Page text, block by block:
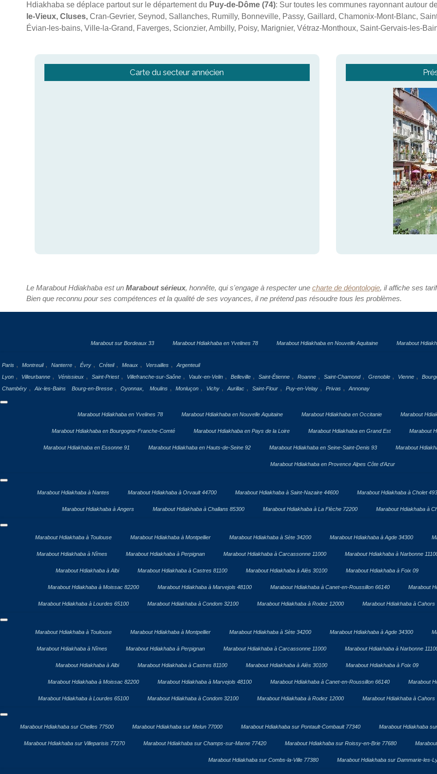
Hdiakhaba se déplace partout sur le département du Puy-de-Dôme (74): Sur toutes les communes rayonnant autour
le-Vieux, Cluses,Cran-Gevrier, Seynod, Sallanches, Rumilly, Bonneville, Passy, Gaillard, Chamonix-Mont-Blanc,
Évian-les-bains, Ville-la-Grand, Faverges, Scionzier, Ambilly, Poisy, Marignier, Vétraz-Monthoux, Saint-Gervais-les-
Carte du secteur annécien
Le Marabout Hdiakhaba est un Marabout sérieux, honnête, qui s'engage à respecter une charte de déontologie, il affiche ses
Bien que reconnu pour ses compétences et la qualité de ses voyances, il ne prétend pas résoudre tous les problèmes.
Marabout sur Bordeaux 33 Marabout Hdiakhaba en Yvelines 78 Marabout Hdiakhaba en Nouvelle Aquitaine Marabout
Paris , Montreuil , Nanterre , Évry , Créteil , Meaux , Versailles ,
Argenteuil
Lyon , Villeurbanne , Vénissieux , Saint-Priest , Villefranche-sur-Saône , Vaulx-en-Velin , Belleville , Saint-Étienne , Roanne , Saint-Chamond , Grenoble , Vienne ,
Chambéry , Aix-les-Bains Bourg-en-Bresse , Oyonnax, Moulins , Monluçon , Vichy , Aurillac , Saint-Flour , Puy-en-Velay , Privas , Annonay
Marabout Hdiakhaba en Yvelines 78 Marabout Hdiakhaba en Nouvelle Aquitaine Marabout Hdiakhaba en Occitanie Marabout
Marabout Hdiakhaba en Bourgogne-Franche-Comté Marabout Hdiakhaba en Pays de la Loire Marabout Hdiakhaba en Grand Est Marabout
Marabout Hdiakhaba en Essonne 91 Marabout Hdiakhaba en Hauts-de-Seine 92 Marabout Hdiakhaba en Seine-Saint-Denis 93 Marabout
Marabout Hdiakhaba en Provence Alpes Côte d’Azur
Marabout Hdiakhaba à Nantes Marabout Hdiakhaba à Orvault 44700 Marabout Hdiakhaba à Saint-Nazaire 44600 Marabout Hdiakhaba à Cholet
Marabout Hdiakhaba à Angers Marabout Hdiakhaba à Challans 85300 Marabout Hdiakhaba à La Flèche 72200 Marabout Hdiakhaba à
Marabout Hdiakhaba à Toulouse Marabout Hdiakhaba à Montpellier Marabout Hdiakhaba à Sète 34200 Marabout Hdiakhaba à Agde 34300
Marabout Hdiakhaba à Nîmes Marabout Hdiakhaba à Perpignan Marabout Hdiakhaba à Carcassonne 11000 Marabout Hdiakhaba à Narbonne
Marabout Hdiakhaba à Albi Marabout Hdiakhaba à Castres 81100 Marabout Hdiakhaba à Alès 30100 Marabout Hdiakhaba à Foix 09
Marabout Hdiakhaba à Moissac 82200 Marabout Hdiakhaba à Marvejols 48100 Marabout Hdiakhaba à Canet-en-Roussillon 66140 Marabout
Marabout Hdiakhaba à Lourdes 65100 Marabout Hdiakhaba à Condom 32100 Marabout Hdiakhaba à Rodez 12000 Marabout Hdiakhaba à Cahors
Marabout Hdiakhaba à Toulouse Marabout Hdiakhaba à Montpellier Marabout Hdiakhaba à Sète 34200 Marabout Hdiakhaba à Agde 34300
Marabout Hdiakhaba à Nîmes Marabout Hdiakhaba à Perpignan Marabout Hdiakhaba à Carcassonne 11000 Marabout Hdiakhaba à Narbonne
Marabout Hdiakhaba à Albi Marabout Hdiakhaba à Castres 81100 Marabout Hdiakhaba à Alès 30100 Marabout Hdiakhaba à Foix 09
Marabout Hdiakhaba à Moissac 82200 Marabout Hdiakhaba à Marvejols 48100 Marabout Hdiakhaba à Canet-en-Roussillon 66140 Marabout
Marabout Hdiakhaba à Lourdes 65100 Marabout Hdiakhaba à Condom 32100 Marabout Hdiakhaba à Rodez 12000 Marabout Hdiakhaba à Cahors
Marabout Hdiakhaba sur Chelles 77500 Marabout Hdiakhaba sur Melun 77000 Marabout Hdiakhaba sur Pontault-Combault 77340 Marabout Hdiakhaba
Marabout Hdiakhaba sur Villeparisis 77270 Marabout Hdiakhaba sur Champs-sur-Marne 77420 Marabout Hdiakhaba sur Roissy-en-Brie 77680
Marabout Hdiakhaba sur Combs-la-Ville 77380 Marabout Hdiakhaba sur Dammarie-les-